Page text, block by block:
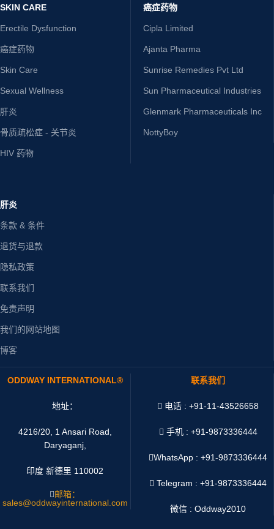
SKIN CARE
Erectile Dysfunction
癌症药物
Skin Care
Sexual Wellness
肝炎
骨质疏松症 - 关节炎
HIV 药物
癌症药物
Cipla Limited
Ajanta Pharma
Sunrise Remedies Pvt Ltd
Sun Pharmaceutical Industries
Glenmark Pharmaceuticals Inc
NottyBoy
肝炎
条款 & 条件
退货与退款
隐私政策
联系我们
免责声明
我们的网站地图
博客
ODDWAY INTERNATIONAL®
地址：
4216/20, 1 Ansari Road,
Daryaganj,
印度 新德里 110002
邮箱：
sales@oddwayinternational.com
联系我们
电话 : +91-11-43526658
手机 : +91-9873336444
WhatsApp :+91-9873336444
Telegram : +91-9873336444
微信 : Oddway2010